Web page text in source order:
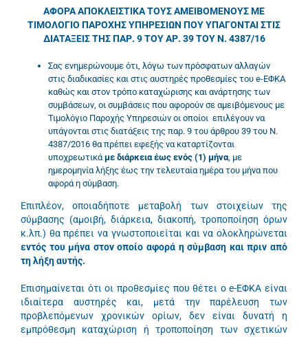
ΑΦΟΡΑ ΑΠΟΚΛΕΙΣΤΙΚΑ ΤΟΥΣ ΑΜΕΙΒΟΜΕΝΟΥΣ ΜΕ
ΤΙΜΟΛΟΓΙΟ ΠΑΡΟΧΗΣ ΥΠΗΡΕΣΙΩΝ ΠΟΥ ΥΠΑΓΟΝΤΑΙ ΣΤΙΣ
ΔΙΑΤΑΞΕΙΣ ΤΗΣ ΠΑΡ. 9 ΤΟΥ ΑΡ. 39 ΤΟΥ Ν. 4387/16
Σας ενημερώνουμε ότι, λόγω των πρόσφατων αλλαγών
στις διαδικασίες και στις αυστηρές προθεσμίες του e-ΕΦΚΑ
καθώς και στον τρόπο καταχώρισης και ανάρτησης των
συμβάσεων, οι συμβάσεις που αφορούν σε αμειβόμενους με
Τιμολόγιο Παροχής Υπηρεσιών οι οποίοι επιλέγουν να
υπάγονται στις διατάξεις της παρ. 9 του άρθρου 39 του Ν.
4387/2016 θα πρέπει εφεξής να καταρτίζονται
υποχρεωτικάμε διάρκεια έως ενός (1) μήνα, με
ημερομηνία λήξης έως την τελευταία ημέρα του μήνα που
αφορά η σύμβαση.
Επιπλέον, οποιαδήποτε μεταβολή των στοιχείων της
σύμβασης (αμοιβή, διάρκεια, διακοπή, τροποποίηση όρων
κ.λπ.) θα πρέπει να γνωστοποιείται και να ολοκληρώνεται
εντός του μήνα στον οποίο αφορά η σύμβαση και πριν από
τη λήξη αυτής.
Επισημαίνεται ότι οι προθεσμίες που θέτει ο e-ΕΦΚΑ είναι
ιδιαίτερα αυστηρές και, μετά την παρέλευση των
προβλεπόμενων χρονικών ορίων, δεν είναι δυνατή η
εμπρόθεσμη καταχώριση ή τροποποίηση των σχετικών